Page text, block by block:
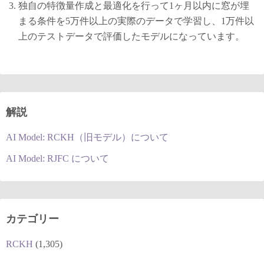
独自の特徴量作成と最適化を行って1ヶ月以内に窓が埋
まる条件を5万件以上の実際のデータで学習し、1万件以
上のテストデータで評価したモデルになっています。
解説
AI Model: RCKH（旧モデル）について
AI Model: RJFC について
カテゴリー
RCKH (1,305)